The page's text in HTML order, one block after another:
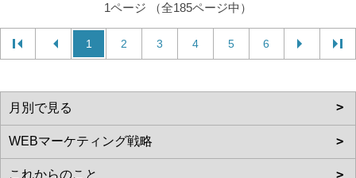
1ページ （全185ページ中）
1 2 3 4 5 6